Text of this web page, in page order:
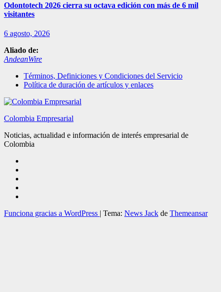
Odontotech 2026 cierra su octava edición con más de 6 mil
visitantes
6 agosto, 2026
Aliado de:
AndeanWire
Términos, Definiciones y Condiciones del Servicio
Política de duración de artículos y enlaces
Colombia Empresarial
Noticias, actualidad e información de interés empresarial de
Colombia
Funciona gracias a WordPress | Tema: News Jack de Themeansar